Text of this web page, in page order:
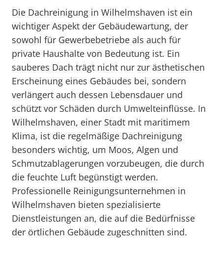
Die Dachreinigung in Wilhelmshaven ist ein
wichtiger Aspekt der Gebäudewartung, der
sowohl für Gewerbebetriebe als auch für
private Haushalte von Bedeutung ist. Ein
sauberes Dach trägt nicht nur zur ästhetischen
Erscheinung eines Gebäudes bei, sondern
verlängert auch dessen Lebensdauer und
schützt vor Schäden durch Umwelteinflüsse. In
Wilhelmshaven, einer Stadt mit maritimem
Klima, ist die regelmäßige Dachreinigung
besonders wichtig, um Moos, Algen und
Schmutzablagerungen vorzubeugen, die durch
die feuchte Luft begünstigt werden.
Professionelle Reinigungsunternehmen in
Wilhelmshaven bieten spezialisierte
Dienstleistungen an, die auf die Bedürfnisse
der örtlichen Gebäude zugeschnitten sind.